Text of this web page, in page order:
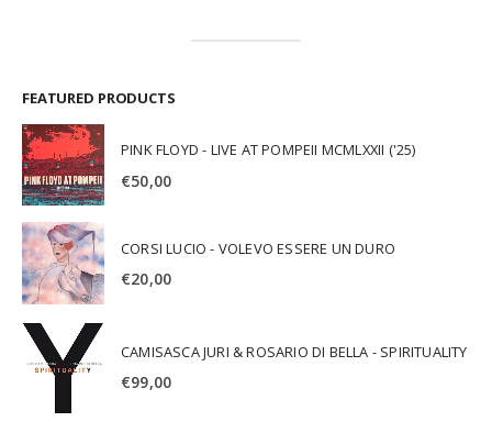
FEATURED PRODUCTS
PINK FLOYD - LIVE AT POMPEII MCMLXXII ('25)
€50,00
CORSI LUCIO - VOLEVO ESSERE UN DURO
€20,00
CAMISASCA JURI & ROSARIO DI BELLA - SPIRITUALITY
€99,00